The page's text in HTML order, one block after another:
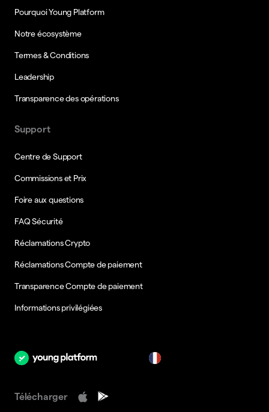
Pourquoi Young Platform
Notre écosystème
Termes & Conditions
Leadership
Transparence des opérations
Support
Centre de Support
Commissions et Prix
Foire aux questions
FAQ Sécurité
Réclamations Crypto
Réclamations Compte de paiement
Transparence Compte de paiement
Informations privilégiées
Télécharger